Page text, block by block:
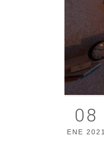
08
ENE 2021